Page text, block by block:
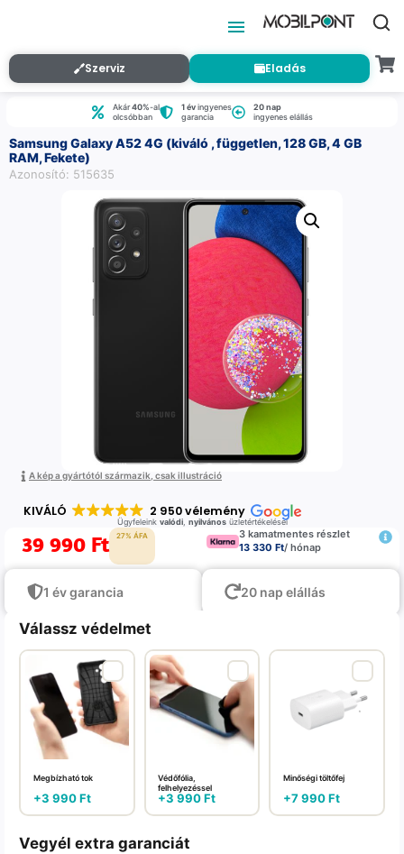
Szerviz Eladás
Akár40%-al
olcsóbban
1 évingyenes
garancia
20 nap
ingyenes elállás
Samsung Galaxy A52 4G (kiváló , független, 128 GB, 4 GB
RAM, Fekete)
Azonosító: 515635
A kép a gyártótól származik, csak illustráció
KIVÁLÓ 2 950 vélemény
Ügyfeleink valódi, nyilvánosüzletértékelései
39 990 Ft 27% ÁFA
3 kamatmentes részlet
13 330 Ft/ hónap
1 év garancia 20 nap elállás
Válassz védelmet
Megbízható tok
+3 990Ft
Védőfólia,
felhelyezéssel
+3 990Ft
Minőségi töltőfej
+7 990Ft
Vegyél extra garanciát